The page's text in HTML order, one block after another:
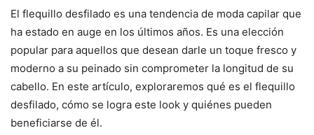
El flequillo desfilado es una tendencia de moda capilar que
ha estado en auge en los últimos años. Es una elección
popular para aquellos que desean darle un toque fresco y
moderno a su peinado sin comprometer la longitud de su
cabello. En este artículo, exploraremos qué es el flequillo
desfilado, cómo se logra este look y quiénes pueden
beneficiarse de él.